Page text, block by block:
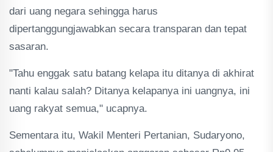
dari uang negara sehingga harus
dipertanggungjawabkan secara transparan dan tepat
sasaran.
"Tahu enggak satu batang kelapa itu ditanya di akhirat
nanti kalau salah? Ditanya kelapanya ini uangnya, ini
uang rakyat semua," ucapnya.
Sementara itu, Wakil Menteri Pertanian, Sudaryono,